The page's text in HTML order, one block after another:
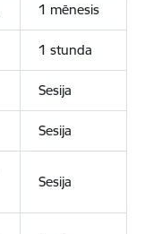
1 mēnesis
1 stunda
Sesija
Sesija
Sesija